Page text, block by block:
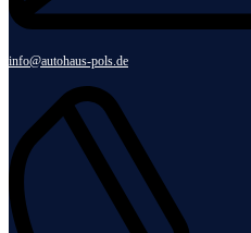
info@autohaus-pols.de